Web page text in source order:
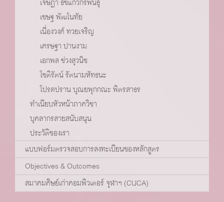
เชษฐ พัฒโนทัย
เนื่องวงศ์ ทวยเจริญ
เศรษฐา ปานงาม
เอกพล ช่วงสุวนิช
โชติรัตน์ รัตนามหัทธนะ
โปรดปราน บุณยพุกกณะ พิตรสาธร
ทำเนียบหัวหน้าภาควิชา
บุคลากรสายสนับสนุน
ประวัติของเรา
แบบฟอร์มตรวจสอบการลงทะเบียนของหลักสูตร
Objectives & Outcomes
สมาคมศิษย์เก่าคอมพิวเตอร์ จุฬาฯ (CUCA)